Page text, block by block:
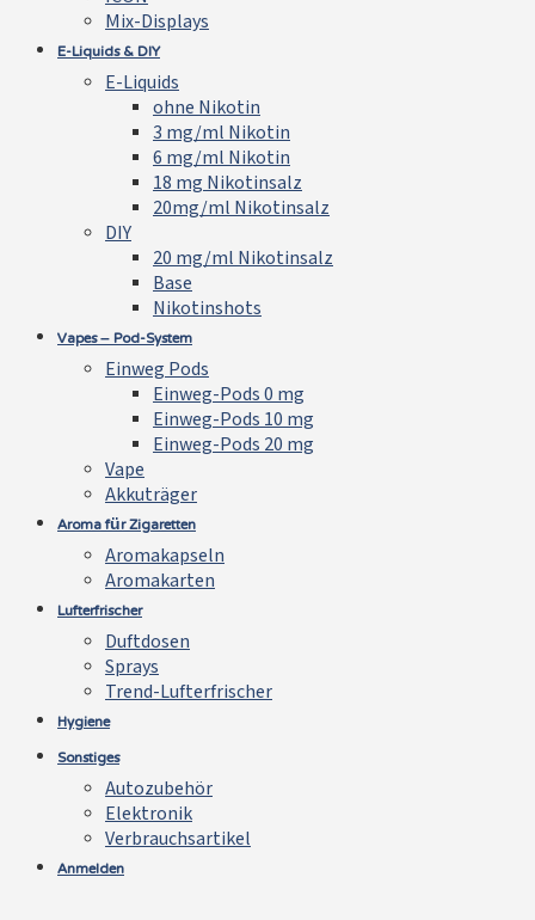
Mix-Displays
E-Liquids & DIY
E-Liquids
ohne Nikotin
3 mg/ml Nikotin
6 mg/ml Nikotin
18 mg Nikotinsalz
20mg/ml Nikotinsalz
DIY
20 mg/ml Nikotinsalz
Base
Nikotinshots
Vapes – Pod-System
Einweg Pods
Einweg-Pods 0 mg
Einweg-Pods 10 mg
Einweg-Pods 20 mg
Vape
Akkuträger
Aroma für Zigaretten
Aromakapseln
Aromakarten
Lufterfrischer
Duftdosen
Sprays
Trend-Lufterfrischer
Hygiene
Sonstiges
Autozubehör
Elektronik
Verbrauchsartikel
Anmelden